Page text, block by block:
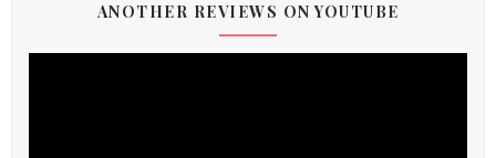
ANOTHER REVIEWS ON YOUTUBE